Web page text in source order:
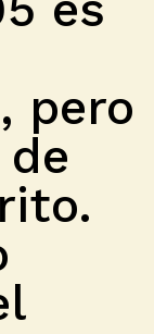
pero